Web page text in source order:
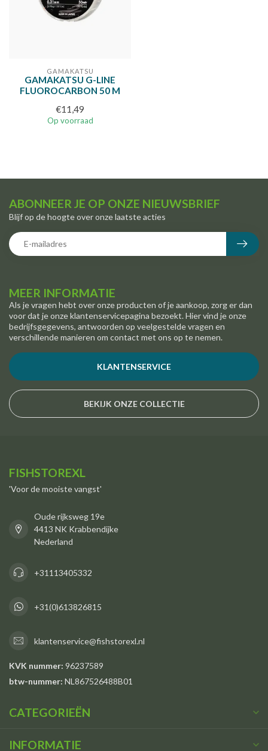
GAMAKATSU
GAMAKATSU G-LINE
FLUOROCARBON 50 M
€11,49
Op voorraad
MEER INFORMATIE
Als je vragen hebt over onze producten of je aankoop, zorg er dan
voor dat je onze klantenservicepagina bezoekt. Hier vind je onze
bedrijfsgegevens, antwoorden op veelgestelde vragen en
verschillende manieren om contact met ons op te nemen.
KLANTENSERVICE
BEKIJK ONZE COLLECTIE
ABONNEER JE OP ONZE NIEUWSBRIEF
Blijf op de hoogte over onze laatste acties
FISHSTOREXL
'Voor de mooiste vangst'
Oude rijksweg 19e
4413 NK Krabbendijke
Nederland
+31113405332
+31(0)613826815
klantenservice@fishstorexl.nl
KVK nummer: 96237589
btw-nummer: NL867526488B01
CATEGORIEËN
INFORMATIE